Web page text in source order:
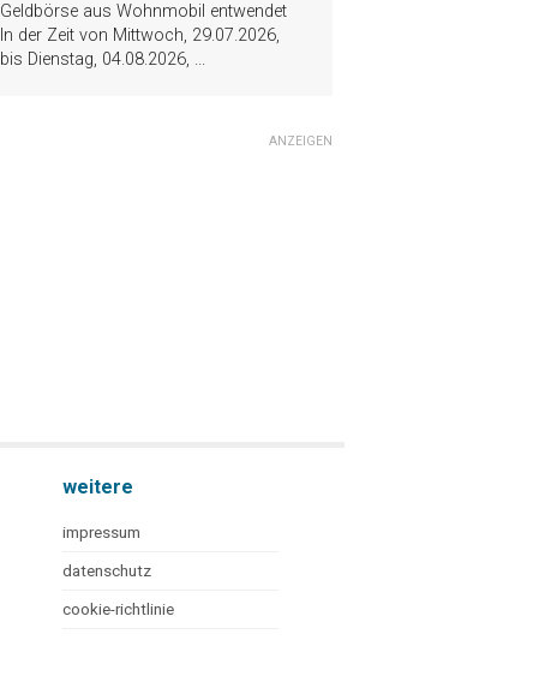
Geldbörse aus Wohnmobil entwendet
In der Zeit von Mittwoch, 29.07.2026,
bis Dienstag, 04.08.2026, ...
ANZEIGEN
weitere
impressum
datenschutz
cookie-richtlinie